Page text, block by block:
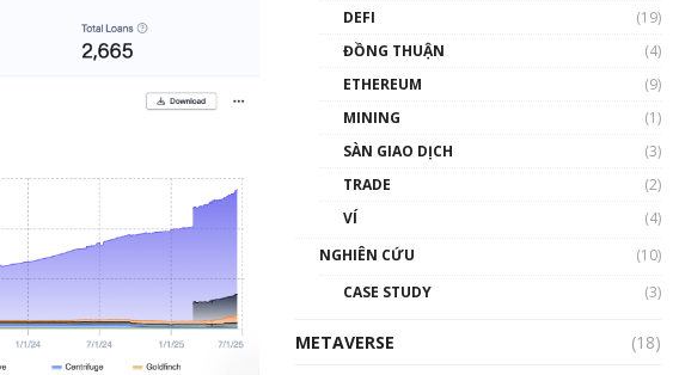
Blockchain đang được ứng
DEFI
(19)
ĐỒNG THUẬN
(4)
ETHEREUM
(9)
MINING
(1)
SÀN GIAO DỊCH
(3)
TRADE
(2)
VÍ
(4)
NGHIÊN CỨU
(10)
CASE STUDY
(3)
METAVERSE
(18)